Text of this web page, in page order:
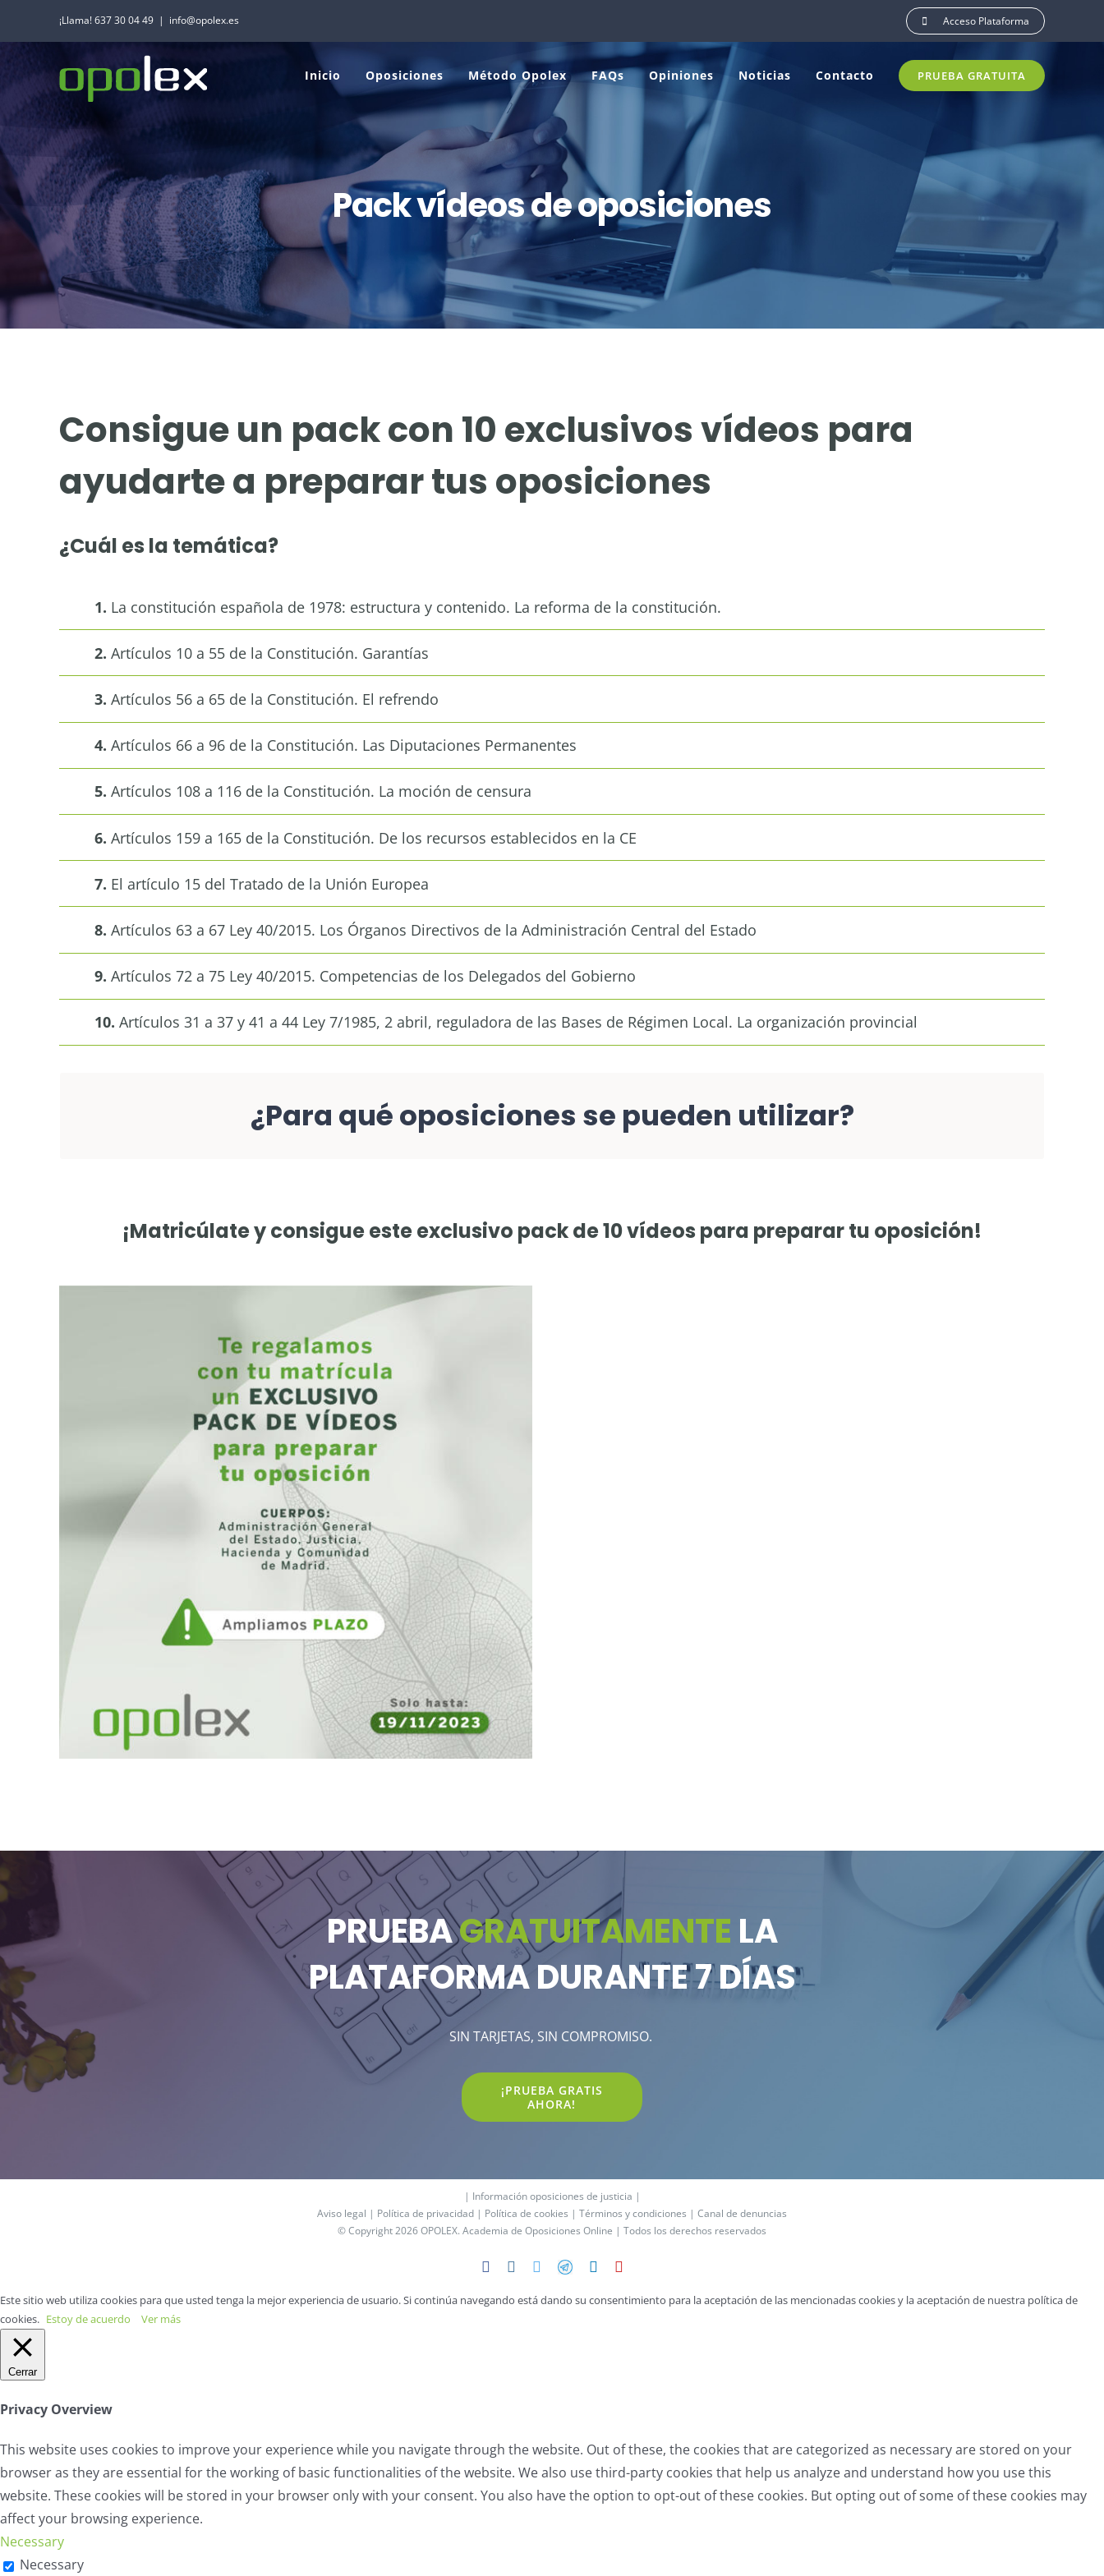
contenido
¡Llama! 637 30 04 49 | info@opolex.es Acceso Plataforma
Inicio Oposiciones Método Opolex FAQs Opiniones Noticias Contacto PRUEBA GRATUITA
Pack vídeos de oposiciones
Consigue un pack con 10 exclusivos vídeos para
ayudarte a preparar tus oposiciones
¿Cuál es la temática?
1. La constitución española de 1978: estructura y contenido. La reforma de la constitución.
2. Artículos 10 a 55 de la Constitución. Garantías
3. Artículos 56 a 65 de la Constitución. El refrendo
4. Artículos 66 a 96 de la Constitución. Las Diputaciones Permanentes
5. Artículos 108 a 116 de la Constitución. La moción de censura
6. Artículos 159 a 165 de la Constitución. De los recursos establecidos en la CE
7. El artículo 15 del Tratado de la Unión Europea
8. Artículos 63 a 67 Ley 40/2015. Los Órganos Directivos de la Administración Central del Estado
9. Artículos 72 a 75 Ley 40/2015. Competencias de los Delegados del Gobierno
10. Artículos 31 a 37 y 41 a 44 Ley 7/1985, 2 abril, reguladora de las Bases de Régimen Local. La organización provincial
¿Para qué oposiciones se pueden utilizar?
Administración General del Estado, Justicia, Hacienda, Comunidad de Madrid
¡Matricúlate y consigue este exclusivo pack de 10 vídeos para preparar tu oposición!
PRUEBAGRATUITAMENTE LA
PLATAFORMA DURANTE 7 DÍAS
SIN TARJETAS, SIN COMPROMISO.
¡PRUEBA GRATIS
AHORA!
| Información oposiciones de justicia |
Aviso legal | Política de privacidad | Política de cookies | Términos y condiciones | Canal de denuncias
© Copyright 2026 OPOLEX. Academia de Oposiciones Online | Todos los derechos reservados
FacebookInstagram
Twitter
TelegramLinkedIn
Este sitio web utiliza cookies para que usted tenga la mejor experiencia de usuario. Si continúa navegando está dando su consentimiento para la aceptación de las mencionadas cookies y la aceptación de nuestra política de
cookies. Estoy de acuerdo Ver más
Cerrar
Privacy Overview
This website uses cookies to improve your experience while you navigate through the website. Out of these, the cookies that are categorized as necessary are stored on your
browser as they are essential for the working of basic functionalities of the website. We also use third-party cookies that help us analyze and understand how you use this
website. These cookies will be stored in your browser only with your consent. You also have the option to opt-out of these cookies. But opting out of some of these cookies may
affect your browsing experience.
Necessary
Necessary